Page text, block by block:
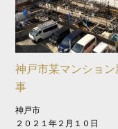
採用情報
お問い合わせ
神戸市某マンション
事
神戸市
２０２１年２月１０日